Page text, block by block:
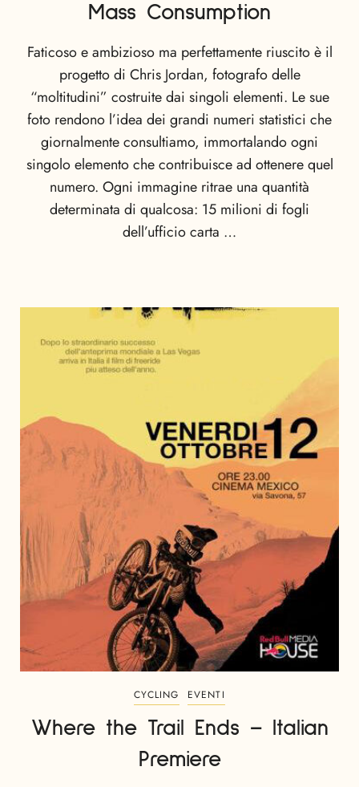
Mass Consumption
Faticoso e ambizioso ma perfettamente riuscito è il
progetto di Chris Jordan, fotografo delle
“moltitudini” costruite dai singoli elementi. Le sue
foto rendono l’idea dei grandi numeri statistici che
giornalmente consultiamo, immortalando ogni
singolo elemento che contribuisce ad ottenere quel
numero. Ogni immagine ritrae una quantità
determinata di qualcosa: 15 milioni di fogli
dell’ufficio carta …
CYCLING EVENTI
Where the Trail Ends – Italian
Premiere